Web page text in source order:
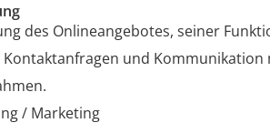
des Onlineangebotes, seiner
und Kommunikation
/ Marketing